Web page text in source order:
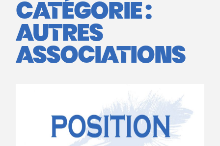
CATÉGORIE :
AUTRES
ASSOCIATIONS